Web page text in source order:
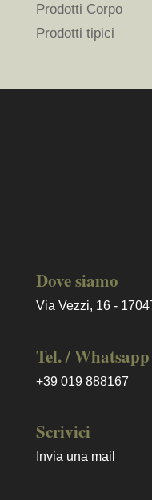
Prodotti Corpo
Prodotti tipici
Dove siamo
Via Vezzi, 16 -
Tel. / Whatsapp
+39 019 888167
Scrivici
Invia una mail